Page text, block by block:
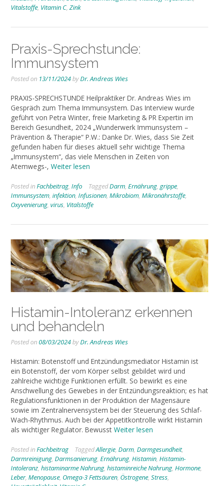
Vitalstoffe, Vitamin C, Zink
Praxis-Sprechstunde:
Immunsystem
Posted on 13/11/2024byDr. Andreas Wies
PRAXIS-SPRECHSTUNDE Heilpraktiker Dr. Andreas Wies im
Gespräch zum Thema Immunsystem. Das Interview wurde
geführt von Petra Winter, freie Marketing & PR Expertin im
Bereich Gesundheit, 2024 „Wunderwerk Immunsystem –
Prävention & Therapie“ P.W.: Danke Dr. Wies, dass Sie Zeit
gefunden haben für dieses aktuell sehr wichtige Thema
„Immunsystem“, das viele Menschen in Zeiten von
Atemwegs-, Weiter lesen
Posted inFachbeitrag Info TaggedDarm Ernährung grippe
Immunsystem infektion Infusionen Mikrobiom Mikronährstoffe
Oxyvenierung virus Vitalstoffe
Histamin-Intoleranz erkennen
und behandeln
Posted on08/03/2024byDr. Andreas Wies
Histamin: Botenstoff und Entzündungsmediator Histamin ist
ein Botenstoff, der vom Körper selbst gebildet wird und
zahlreiche wichtige Funktionen erfüllt. So bewirkt es eine
Anschwellung des Gewebes in der Entzündungsreaktion; es hat
Regulationsfunktionen in der Produktion der Magensäure
sowie im Zentralnervensystem bei der Steuerung des Schlaf-
Wach-Rhythmus. Auch bei der Appetitkontrolle wirkt Histamin
als wichtiger Regulator. Bewusst Weiter lesen
Posted inFachbeitrag TaggedAllergie, Darm, Darmgesundheit,
Darmreinigung, Darmsanierung, Ernährung, Histamin, Histamin-
Intoleranz, histaminarme Nahrung, histaminreiche Nahrung, Hormone,
Leber, Menopause, Omega-3 Fettsäuren, Östrogene, Stress,